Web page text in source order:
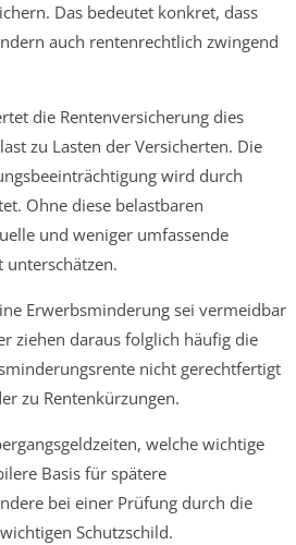
Das bedeutet konkret, dass
auch rentenrechtlich zwingend
die Rentenversicherung dies
zu Lasten der Versicherten. Die
wird durch
Ohne diese belastbaren
und weniger umfassende
unterschätzen.
Erwerbsminderung sei vermeidbar
ziehen daraus folglich häufig die
nicht gerechtfertigt
zu Rentenkürzungen.
welche wichtige
Basis für spätere
bei einer Prüfung durch die
Schutzschild.